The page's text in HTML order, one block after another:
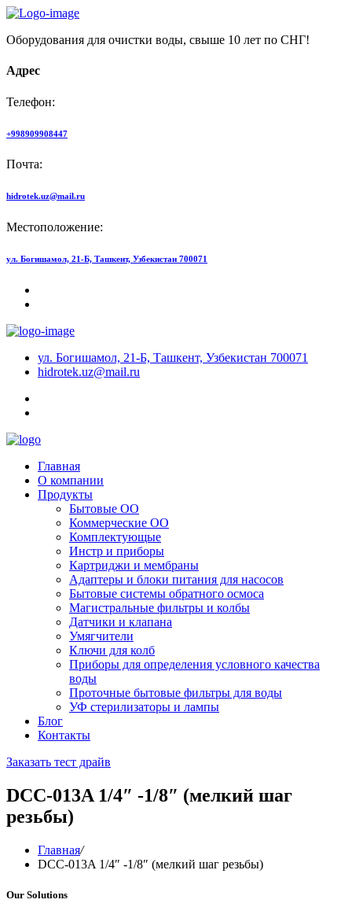
Оборудования для очистки воды, свыше 10 лет по СНГ!
Адрес
Телефон:
+998909908447
Почта:
hidrotek.uz@mail.ru
Местоположение:
ул. Богишамол, 21-Б, Ташкент, Узбекистан 700071
ул. Богишамол, 21-Б, Ташкент, Узбекистан 700071
hidrotek.uz@mail.ru
Главная
О компании
Продукты
Бытовые ОО
Коммерческие ОО
Комплектующые
Инстр и приборы
Картриджи и мембраны
Адаптеры и блоки питания для насосов
Бытовые системы обратного осмоса
Магистральные фильтры и колбы
Датчики и клапана
Умягчители
Ключи для колб
Приборы для определения условного качества
воды
Проточные бытовые фильтры для воды
УФ стерилизаторы и лампы
Блог
Контакты
Заказать тест драйв
DCC-013A 1/4″ -1/8″ (мелкий шаг
резьбы)
Главная/
DCC-013A 1/4″ -1/8″ (мелкий шаг резьбы)
Our Solutions